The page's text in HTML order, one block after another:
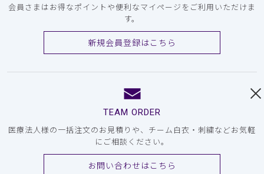
会員さまはお得なポイントや便利なマイページをご利用いただけま
す。
新規会員登録はこちら
TEAM ORDER
医療法人様の一括注文のお見積りや、チーム白衣・刺繍などお気軽
にご相談ください。
お問い合わせはこちら